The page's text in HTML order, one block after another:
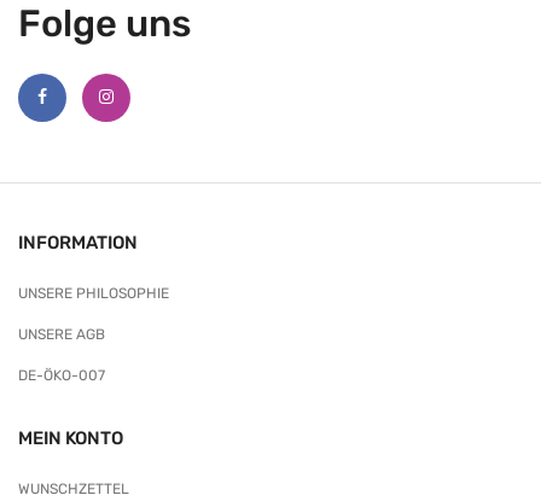
Folge uns
INFORMATION
UNSERE PHILOSOPHIE
UNSERE AGB
DE-ÖKO-007
MEIN KONTO
WUNSCHZETTEL